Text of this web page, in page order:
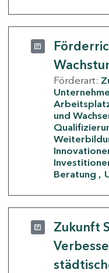
Förderart:
und
Beratung
Zukunft